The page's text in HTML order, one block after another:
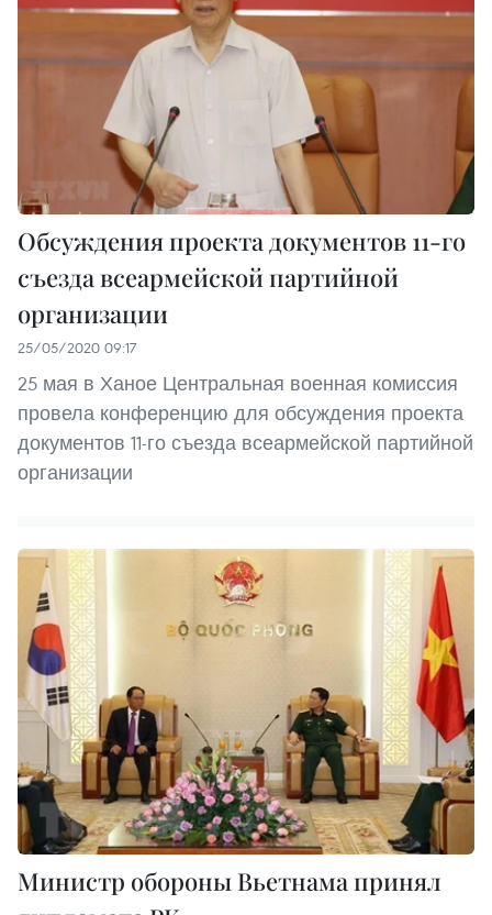
Обсуждения проекта документов 11-го
съезда всеармейской партийной
организации
25/05/2020 09:17
25 мая в Ханое Центральная военная комиссия
провела конференцию для обсуждения проекта
документов 11-го съезда всеармейской партийной
организации
Министр обороны Вьетнама принял